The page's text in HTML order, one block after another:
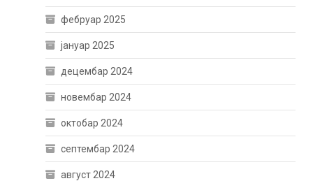
фебруар 2025
јануар 2025
децембар 2024
новембар 2024
октобар 2024
септембар 2024
август 2024